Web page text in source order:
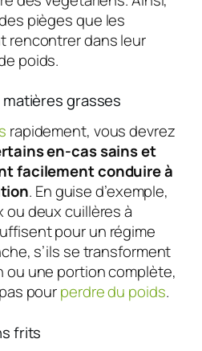
pièges que les
rencontrer dans leur
poids.
grasses
rapidement, vous devrez
en-cas sains et
facilement conduire à
. En guise d’exemple,
ou deux cuillères à
pour un régime
s’ils se transforment
une portion complète,
pourperdre du poids.
frits